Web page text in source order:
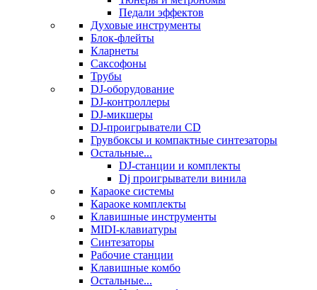
Педали эффектов
Духовые инструменты
Блок-флейты
Кларнеты
Саксофоны
Трубы
DJ-оборудование
DJ-контроллеры
DJ-микшеры
DJ-проигрыватели CD
Грувбоксы и компактные синтезаторы
Остальные...
DJ-станции и комплекты
Dj проигрыватели винила
Караоке системы
Караоке комплекты
Клавишные инструменты
MIDI-клавиатуры
Синтезаторы
Рабочие станции
Клавишные комбо
Остальные...